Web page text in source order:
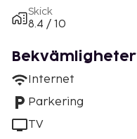
Skick
8.4 / 10
Bekvämligheter
Internet
Parkering
TV